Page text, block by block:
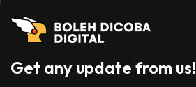
Get any update from us!